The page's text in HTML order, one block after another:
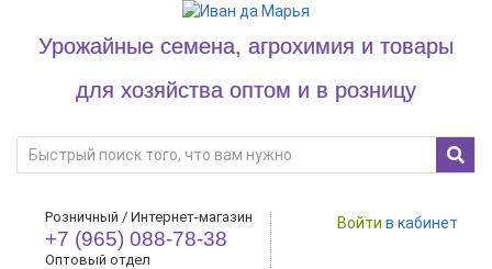
Урожайные семена, агрохимия и товары
для хозяйства оптом и в розницу
Розничный / Интернет-магазин
+7 (965) 088-78-38
Оптовый отдел
Войти в кабинет